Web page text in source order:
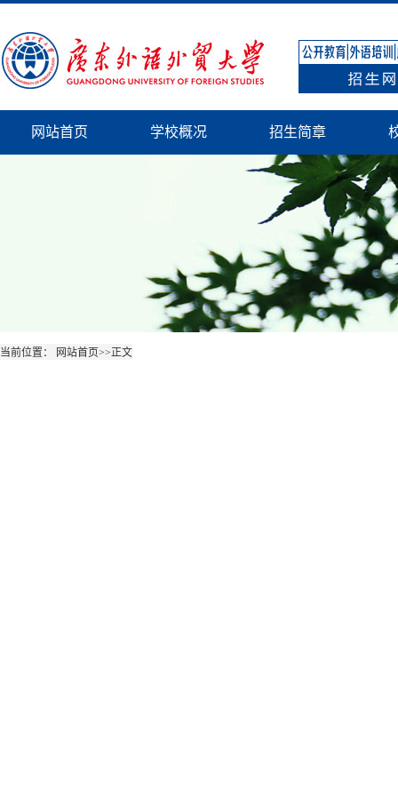
网站首页 学校概况 招生简章
当前位置： 网站首页>>正文